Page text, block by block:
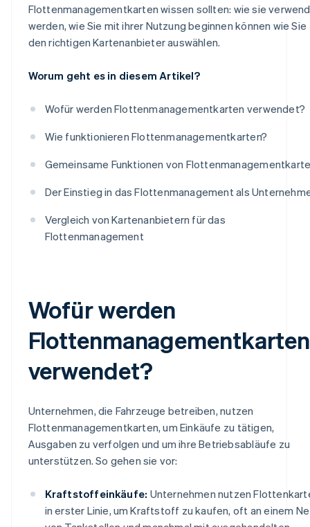
Flottenmanagementkarten wissen sollten: wie sie
werden, wie Sie mit ihrer Nutzung beginnen können wie Sie
den richtigen Kartenanbieter auswählen.
Worum geht es in diesem Artikel?
Wofür werden Flottenmanagementkarten verwendet?
Wie funktionieren Flottenmanagementkarten?
Gemeinsame Funktionen von
Der Einstieg in das Flottenmanagement als
Vergleich von Kartenanbietern für das
Flottenmanagement
Wofür werden
Flottenmanagementkarten
verwendet?
Unternehmen, die Fahrzeuge betreiben, nutzen
Flottenmanagementkarten, um Einkäufe zu tätigen,
Ausgaben zu verfolgen und um ihre Betriebsabläufe zu
unterstützen. So gehen sie vor:
Kraftstoffeinkäufe: Unternehmen nutzen
in erster Linie, um Kraftstoff zu kaufen, oft an einem